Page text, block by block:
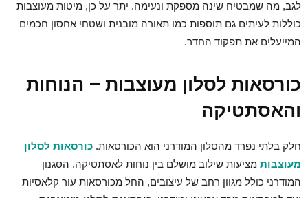
לגב, מה שמבטיח שינה מספקת ונעימה. יתר על כן, מיטות מעוצבות
כוללות לעיתים גם תוספות כמו תאורה מובנית ושטחי אחסון חכמים
המייעלים את תפקוד החדר.
כורסאות לסלון מעוצבות – הנוחות
והאסתטיקה
חלק בלתי נפרד מהסלון המודרני הוא הכורסאות. כורסאות לסלון
מעוצבות מציעות שילוב מושלם בין נוחות לאסתטיקה. הסגנון
המודרני כולל מגוון רחב של עיצובים, החל מכורסאות עור קלאסיות